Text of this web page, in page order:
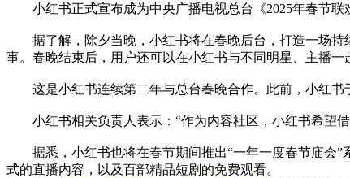
小红书正式宣布成为中央广播电视总台《2025年春节联
据了解，除夕当晚，小红书将在春晚后台，打造一场持
事。春晚结束后，用户还可以在小红书与不同明星、主播一
这是小红书连续第二年与总台春晚合作。此前，小红书
小红书相关负责人表示：“作为内容社区，小红书希望借
据悉，小红书也将在春节期间推出“一年一度春节庙会”
式的直播内容，以及百部精品短剧的免费观看。